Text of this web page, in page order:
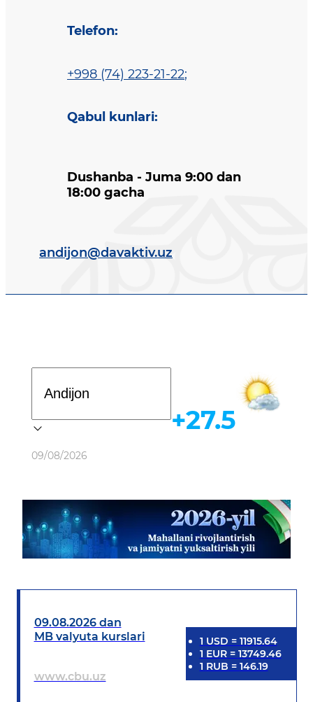
Telefon:
+998 (74) 223-21-22;
Qabul kunlari:
Dushanba - Juma 9:00 dan
18:00 gacha
andijon@davaktiv.uz
Ob-havo
09/08/2026
+27.5
09.08.2026 dan
MB valyuta kurslari
www.cbu.uz
1 USD = 11915.64
1 EUR= 13749.46
1 RUB = 146.19